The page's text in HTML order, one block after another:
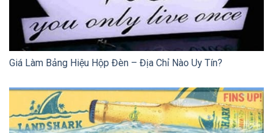
Giá Làm Bảng Hiệu Hộp Đèn – Địa Chỉ Nào Uy Tín?